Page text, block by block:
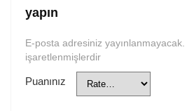
yapın
E-posta adresiniz yayınlanmayacak.
işaretlenmişlerdir
Puanınız